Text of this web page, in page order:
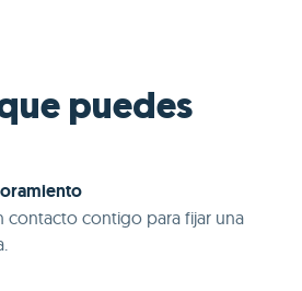
puedes
contacto contigo para fijar una